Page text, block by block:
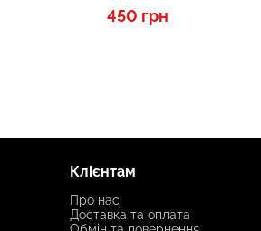
450 грн
Клієнтам
Про нас
Доставка та оплата